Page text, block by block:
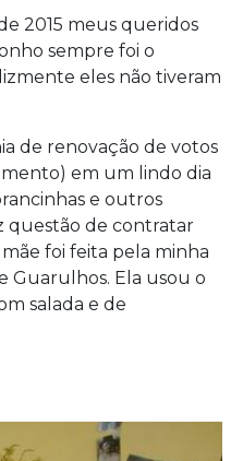
2015 meus queridos
sempre foi o
eles não tiveram
de renovação de votos
em um lindo dia
e outros
questão de contratar
foi feita pela minha
Guarulhos. Ela usou o
salada e de